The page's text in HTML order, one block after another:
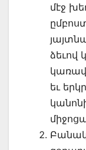
մէջ
ձեւով
եւ